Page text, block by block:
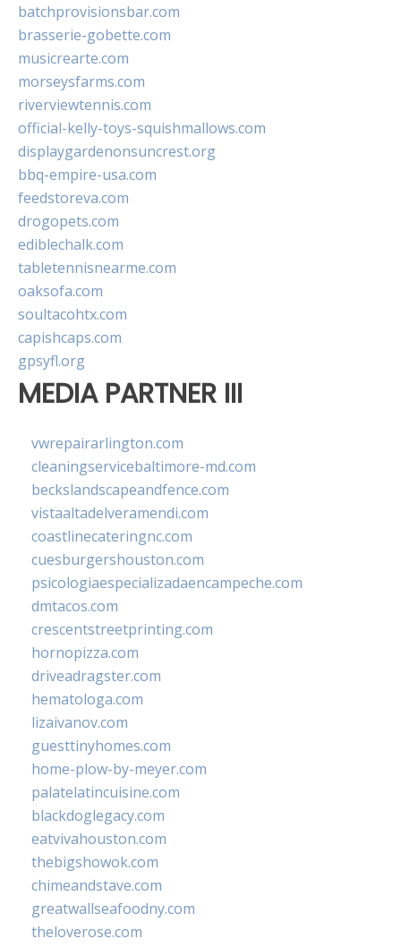
batchprovisionsbar.com
brasserie-gobette.com
musicrearte.com
morseysfarms.com
riverviewtennis.com
official-kelly-toys-squishmallows.com
displaygardenonsuncrest.org
bbq-empire-usa.com
feedstoreva.com
drogopets.com
ediblechalk.com
tabletennisnearme.com
oaksofa.com
soultacohtx.com
capishcaps.com
gpsyfl.org
MEDIA PARTNER III
vwrepairarlington.com
cleaningservicebaltimore-md.com
beckslandscapeandfence.com
vistaaltadelveramendi.com
coastlinecateringnc.com
cuesburgershouston.com
psicologiaespecializadaencampeche.com
dmtacos.com
crescentstreetprinting.com
hornopizza.com
driveadragster.com
hematologa.com
lizaivanov.com
guesttinyhomes.com
home-plow-by-meyer.com
palatelatincuisine.com
blackdoglegacy.com
eatvivahouston.com
thebigshowok.com
chimeandstave.com
greatwallseafoodny.com
theloverose.com